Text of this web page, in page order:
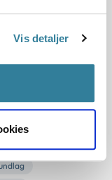
Vis detaljer67-
Bevistvivl